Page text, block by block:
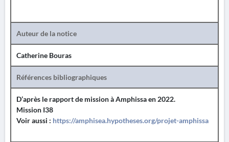
Auteur de la notice
Catherine Bouras
Références bibliographiques
D’après le rapport de mission à Amphissa en 2022.
Mission I38
Voir aussi : https://amphisea.hypotheses.org/projet-amphissa